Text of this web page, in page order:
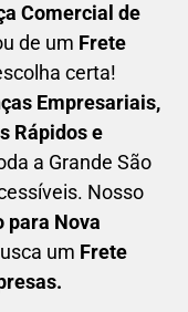
Comercial de
de um Frete
certa!
Empresariais,
Rápidos e
a Grande São
Nosso
para Nova
um Frete
.